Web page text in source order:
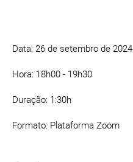
Data: 26 de setembro de 2024
Hora: 18h00 - 19h30
Duração: 1:30h
Formato: Plataforma Zoom